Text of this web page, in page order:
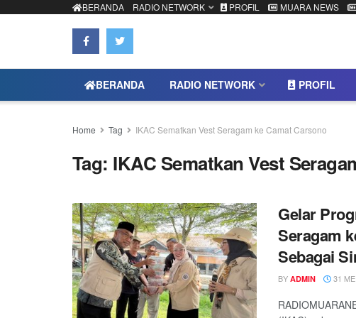
BERANDA RADIO NETWORK PROFIL MUARA NEWS
BERANDA RADIO NETWORK PROFIL
Home Tag IKAC Sematkan Vest Seragam ke Camat Carsono
Tag: IKAC Sematkan Vest
Gelar
Seragam
Sebagai
BY ADMIN 31